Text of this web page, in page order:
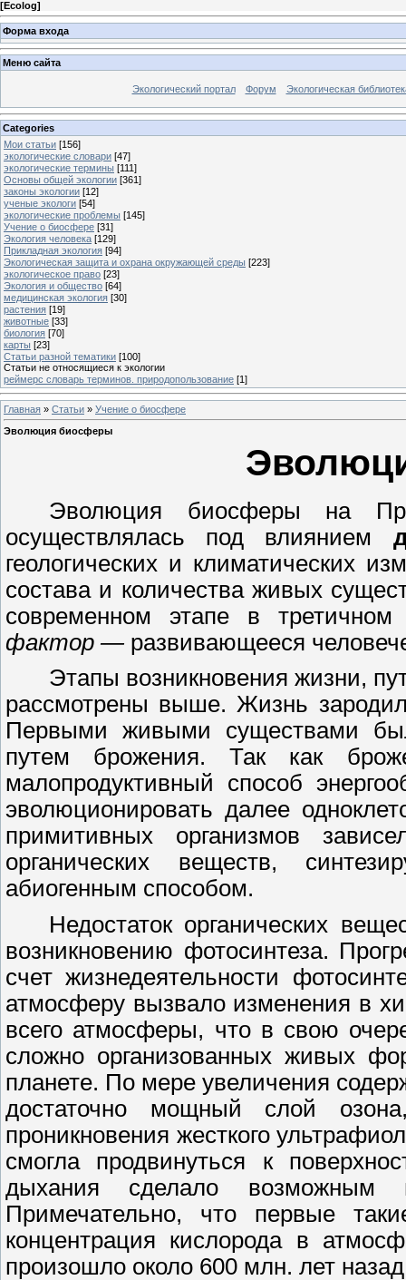
[Ecolog]
Форма входа
Меню сайта
Экологический портал Форум Экологическая
Categories
Мои статьи [156]
экологические словари [47]
экологические термины [111]
Основы общей экологии [361]
законы экологии [12]
ученые экологи [54]
экологические проблемы [145]
Учение о биосфере [31]
Экология человека [129]
Прикладная экология [94]
Экологическая защита и охрана окружающей среды [223]
экологическое право [23]
Экология и общество [64]
медицинская экология [30]
растения [19]
животные [33]
биология [70]
карты [23]
Статьи разной тематики [100]
Статьи не относящиеся к экологии
реймерс словарь терминов. природопользование [1]
Главная » Статьи » Учение о биосфере
Эволюция биосферы
Эволюция биосферы на
осуществлялась под влиянием
геологических и климатических
состава и количества живых
современном этапе в
фактор — развивающееся
Этапы возникновения жизни,
рассмотрены выше. Жизнь
Первыми живыми существами
путем брожения. Так как
малопродуктивный способ
эволюционировать далее
примитивных организмов
органических веществ,
абиогенным способом.
Недостаток органических
возникновению фотосинтеза.
счет жизнедеятельности
атмосферу вызвало изменения в
всего атмосферы, что в свою
сложно организованных живых
планете. По мере увеличения
достаточно мощный слой
проникновения жесткого
смогла продвинуться к
дыхания сделало возможным
Примечательно, что первые
концентрация кислорода в
произошло около 600 млн. лет